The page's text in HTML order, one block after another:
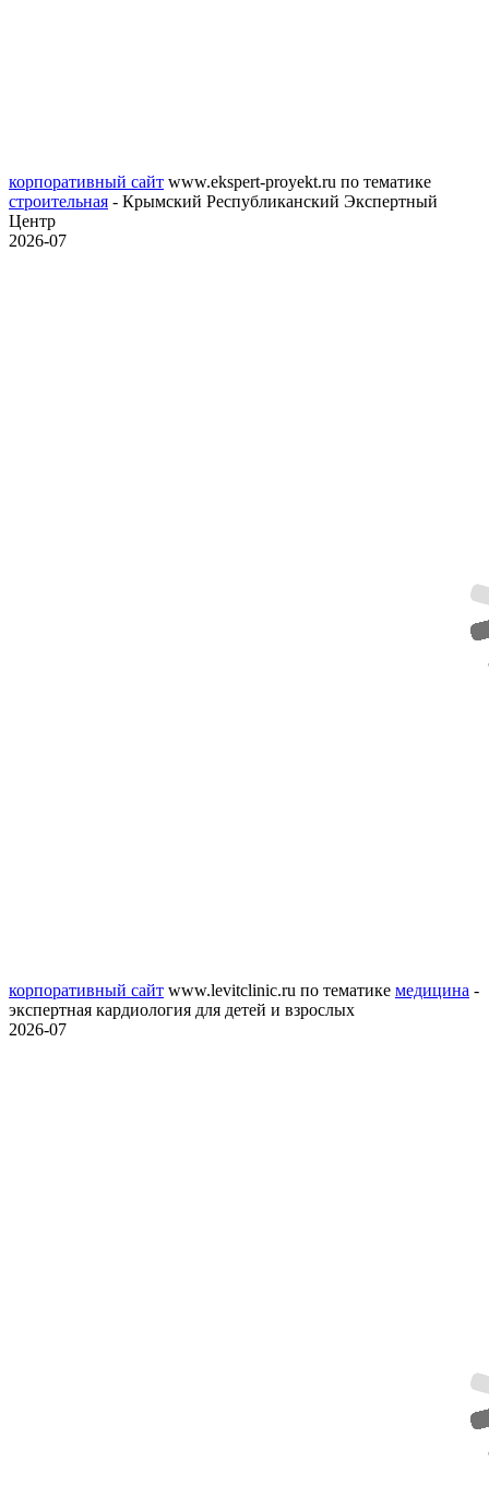
корпоративный сайт www.ekspert-proyekt.ru по тематике
строительная - Крымский Республиканский Экспертный
Центр
2026-07
корпоративный сайт www.levitclinic.ru по тематике медицина -
экспертная кардиология для детей и взрослых
2026-07